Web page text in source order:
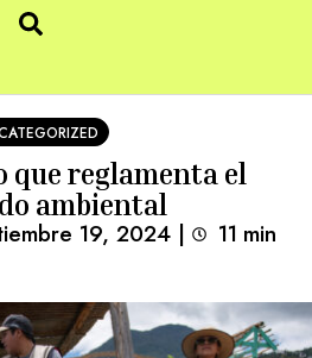
que reglamenta el
ambiental
19, 2024 | 11 min